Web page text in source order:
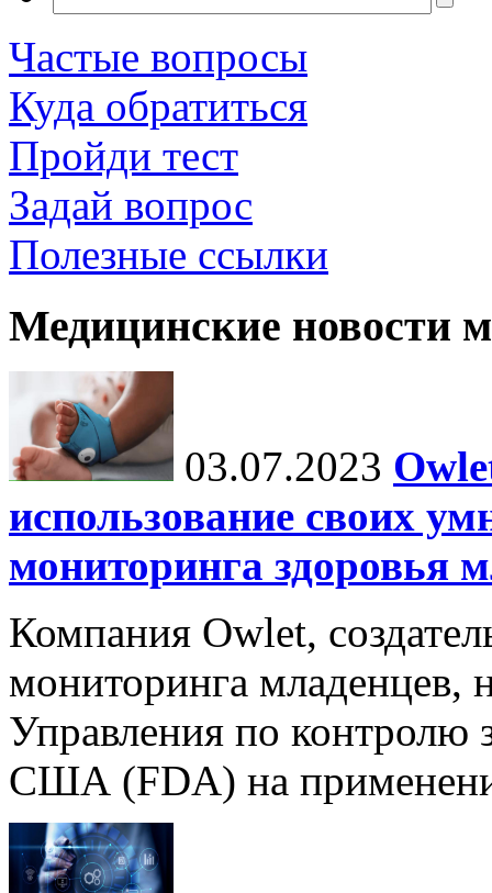
Частые вопросы
Куда обратиться
Пройди тест
Задай вопрос
Полезные ссылки
Медицинские новости
03.07.2023
использование своих
мониторинга здоровья
Компания Owlet,
мониторинга младенцев,
Управления по контролю
США (FDA) на